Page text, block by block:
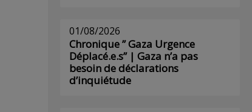
01/08/2026
Chronique ” Gaza Urgence
Déplacé.e.s” | Gaza n’a pas
besoin de déclarations
d’inquiétude